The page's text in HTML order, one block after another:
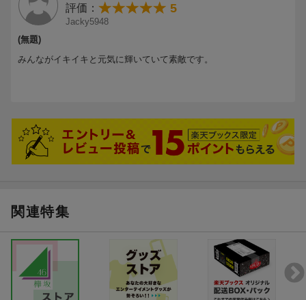
評価： 5
Jacky5948
(無題)
みんながイキイキと元気に輝いていて素敵です。
関連特集